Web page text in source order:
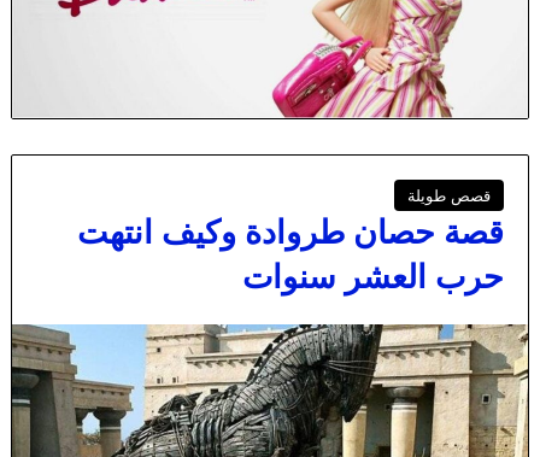
قصص طويلة
قصة حصان طروادة وكيف انتهت
حرب العشر سنوات